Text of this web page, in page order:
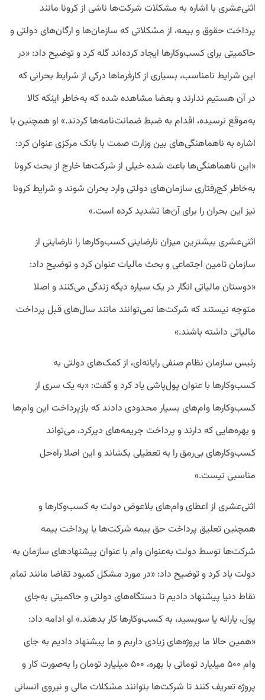
اثنی‌عشری با اشاره به مشکلات شرکت‌ها ناشی از کرونا مانند
پرداخت حقوق و بیمه، از مشکلاتی که سازمان‌ها و ارگان‌های دولتی و
حاکمیتی برای کسب‌وکار‌ها ایجاد کرده‌اند گله کرد و توضیح داد: «در
این شرایط نامناسب، بسیاری از کارفرماها درکی از شرایط بحرانی که
در آن هستیم ندارند و بعضا مشاهده شده که به‌خاطر اینکه کالا
به‌موقع نرسیده، اقدام به ضبط ضمانت‌نامه‌ها کردند.» او همچنین با
اشاره به ناهماهنگی‌های بین وزارت‌ صمت‌ با بانک مرکزی عنوان کرد:
«این ناهماهنگی‌ها باعث شده خیلی از شرکت‌ها خارج از بحث کرونا
به‌خاطر کج‌رفتاری سازمان‌های دولتی وارد بحران شوند و شرایط کرونا
نیز این بحران را برای آن‌ها تشدید کرده است.»
اثنی‌عشری بیشترین میزان نارضایتی کسب‌وکار‌ها را نارضایتی از
سازمان تامین اجتماعی و بحث مالیات عنوان کرد و توضیح داد:
«دوستان مالیاتی انگار در یک سیاره دیگه زندگی می‌کنند و اصلا
متوجه نیستند که شرکت‌ها نمی‌توانند مانند سال‌های قبل پرداخت
مالیاتی داشته باشند.»
رئیس سازمان نظام صنفی رایانه‌ای، از کمک‌های دولتی به
کسب‌وکار‌ها با عنوان پول‌پاشی یاد کرد و گفت: «به یک سری از
کسب‌وکار‌ها وام‌های بسیار محدودی دادند که بازپرداخت این وام‌ها
و بهره‌هایی که دارند و پرداخت جریمه‌های دیرکرد، می‌تواند
کسب‌وکارهای بی‌رمق را به تعطیلی بکشاند و این اصلا راه‌حل
مناسبی نیست.»
اثنی‌عشری از اعطای وام‌های بلاعوض دولت به کسب‌وکار‌ها و
همچنین تعلیق پرداخت حق بیمه شرکت‌ها یا پرداخت بیمه
شرکت‌ها توسط دولت به‌عنوان وام با عنوان پیشنهاد‌های سازمان به
دولت یاد کرد و توضیح داد: «در مورد مشکل کمبود تقاضا مانند تمام
نقاط دنیا پیشنهاد دادیم تا دستگاه‌های دولتی و حاکمیتی به‌جای
پول، یارانه یا سوبسید، به کسب‌‌وکار‌ها کار بدهند.» او ادامه داد:
«همین حالا ما پروژه‌های زیادی داریم و ما پیشنهاد دادیم به جای
وام ۵۰۰ میلیارد تومانی با بهره، ۵۰۰ میلیارد تومان را به‌صورت کار و
پروژه تعریف کنند تا شرکت‌ها بتوانند مشکلات مالی و نیروی انسانی